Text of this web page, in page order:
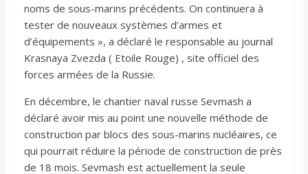
noms de sous-marins précédents. On continuera à
tester de nouveaux systèmes d’armes et
d’équipements », a déclaré le responsable au journal
Krasnaya Zvezda ( Etoile Rouge) , site officiel des
forces armées de la Russie.
En décembre, le chantier naval russe Sevmash a
déclaré avoir mis au point une nouvelle méthode de
construction par blocs des sous-marins nucléaires, ce
qui pourrait réduire la période de construction de près
de 18 mois. Sevmash est actuellement la seule